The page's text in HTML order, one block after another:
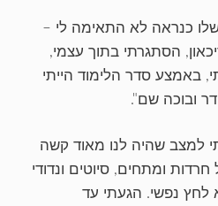
כנראה לא התאימה לי –
הסתגרתי בתוך עצמי,
באמצע סדר הלימוד הייתי
ובוכה שם".
למצב שהיה לנו מאוד קשה
ומתחים, סיוטים ונדודי
לחץ נפשי. הגעתי עד